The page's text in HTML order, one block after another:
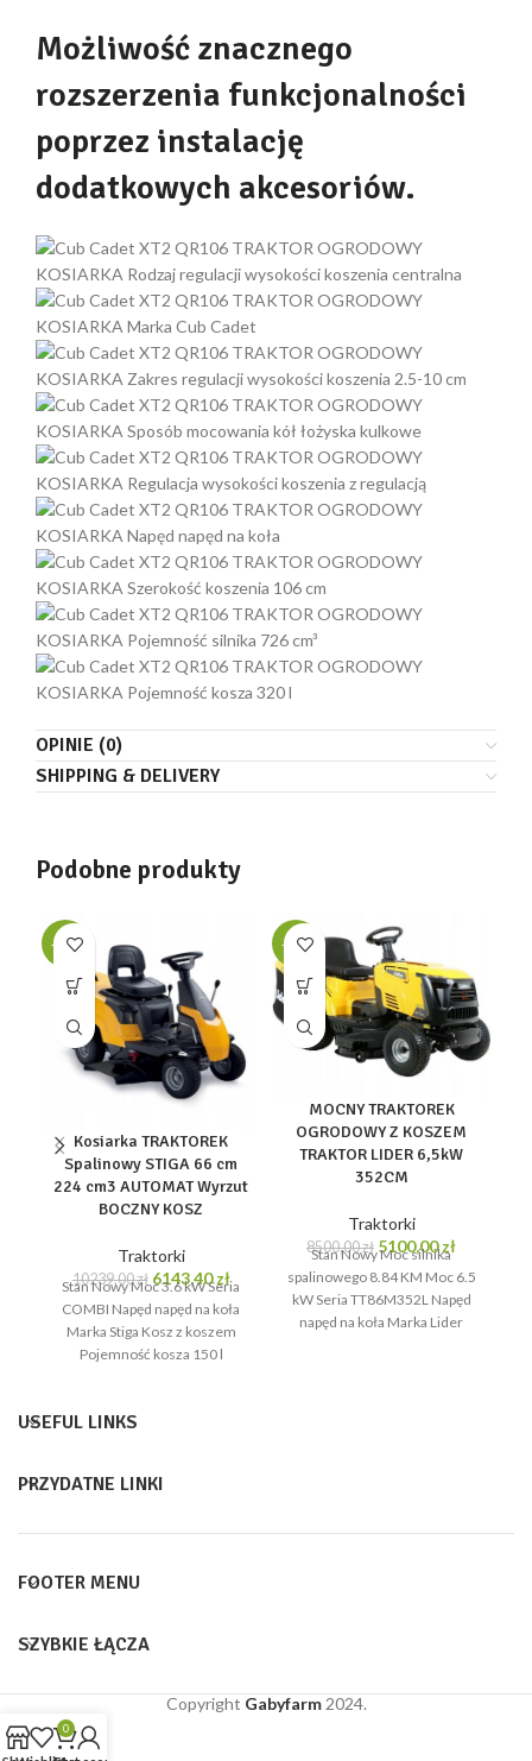
Możliwość znacznego
rozszerzenia funkcjonalności
poprzez instalację
dodatkowych akcesoriów.
OPINIE (0)
SHIPPING & DELIVERY
Podobne produkty
-40%
Kosiarka TRAKTOREK
Spalinowy STIGA 66 cm
224 cm3 AUTOMAT Wyrzut
BOCZNY KOSZ
Traktorki
10239,00zł Pierwotna
cena
wynosiła:
10239,00 zł.
6143,40złAktualna
cena
Stan Nowy Moc 3.6 kW Seria
COMBI Napęd napęd na koła
Marka Stiga Kosz z koszem
Pojemność kosza 150 l
-40%
MOCNY TRAKTOREK
OGRODOWY Z KOSZEM
TRAKTOR LIDER 6,5kW
352CM
Traktorki
8500,00zł Pierwotna
8500,00 zł.
5100,00złAktualna
wynosi:
5100,00
Stan Nowy Moc silnika
spalinowego 8.84 KM Moc 6.5
kW Seria TT86M352L Napęd
napęd na koła Marka Lider
USEFUL LINKS
PRZYDATNE LINKI
FOOTER MENU
SZYBKIE ŁĄCZA
Copyright Gabyfarm 2024.
0